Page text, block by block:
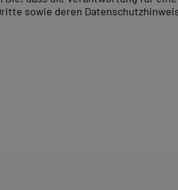
Richtung vom Zentrum.
und Shopping. Die wald- und
die reine Luft, Ruhe und
Siegen oder Marburg.
im gesamten
durch.
Eine Übersicht aller
sowie deren